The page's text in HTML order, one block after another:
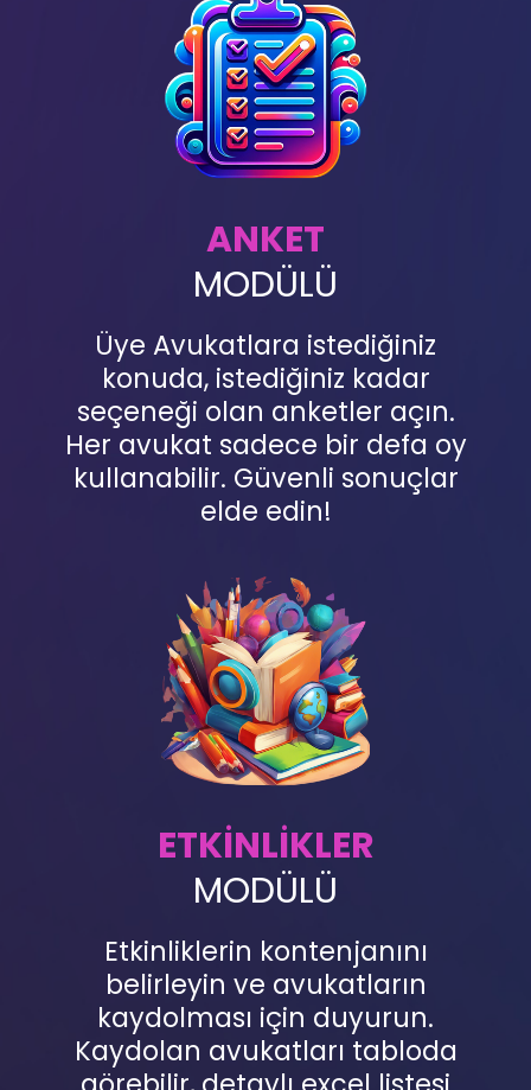
ANKET
MODÜLÜ
Üye Avukatlara istediğiniz
konuda, istediğiniz kadar
seçeneği olan anketler açın.
Her avukat sadece bir defa oy
kullanabilir. Güvenli sonuçlar
elde edin!
ETKİNLİKLER
MODÜLÜ
Etkinliklerin kontenjanını
belirleyin ve avukatların
kaydolması için duyurun.
Kaydolan avukatları tabloda